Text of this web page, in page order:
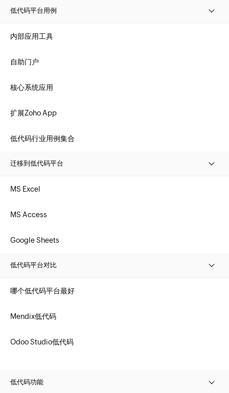
低代码平台用例
内部应用工具
自助门户
核心系统应用
扩展Zoho App
低代码行业用例集合
迁移到低代码平台
MS Excel
MS Access
Google Sheets
低代码平台对比
哪个低代码平台最好
Mendix低代码
Odoo Studio低代码
低代码功能